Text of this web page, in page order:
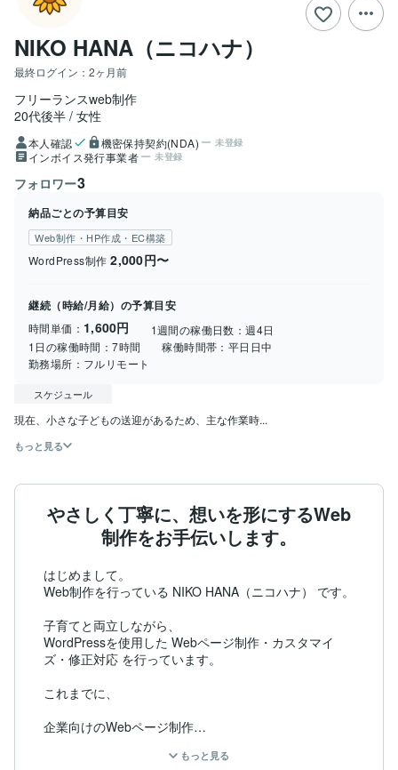
NIKO HANA（ニコハナ）
最終ログイン： 2ヶ月前
フリーランスweb制作
20代後半 女性
本人確認 機密保持契約(NDA) 未登録
インボイス発行事業者 未登録
フォロワー3
納品ごとの予算目安
Web制作・HP作成・EC構築
WordPress制作 2,000円〜
継続（時給/月給）の予算目安
時間単価： 1,600円 1週間の稼働日数：週4日
1日の稼働時間：7時間 稼働時間帯： 平日日中
勤務場所： フルリモート
スケジュール
現在、小さな子どもの送迎があるため、主な作業時...
もっと見る
やさしく丁寧に、想いを形にするWeb
制作をお手伝いします。
はじめまして。
Web制作を行っている NIKO HANA（ニコハナ） です。
子育てと両立しながら、
WordPressを使用した Webページ制作・カスタマイ
ズ・修正対応 を行っています。
これまでに、
企業向けのWebページ制作
個人事業主さまの紹介ページ制作
もっと見る